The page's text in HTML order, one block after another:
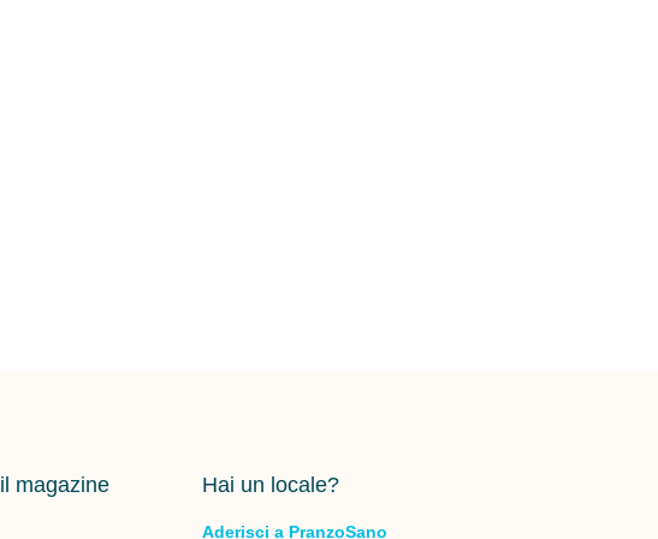
magazine Hai un locale?
Aderisci a PranzoSano